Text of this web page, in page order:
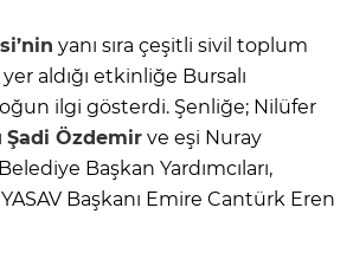
yanı sıra çeşitli sivil toplum
aldığı etkinliğe Bursalı
ilgi gösterdi. Şenliğe; Nilüfer
Şadi Özdemir ve eşi Nuray
Başkan Yardımcıları,
Başkanı Emire Cantürk Eren